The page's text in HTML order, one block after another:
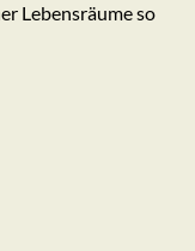
Lebensräume so